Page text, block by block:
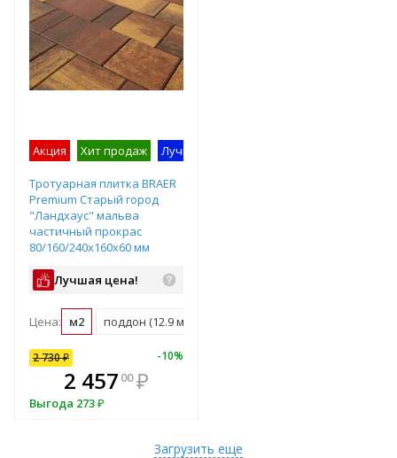
Акция Хит продаж Лучшее предложение
Тротуарная плитка BRAER
Premium Старый город
"Ландхаус" мальва
частичный прокрас
80/160/240х160х60 мм
Лучшая цена!
Цена: м2 поддон (12.9 м2)
2 730₽ -10%
2 457 00 ₽
Выгода 273₽
Загрузить еще